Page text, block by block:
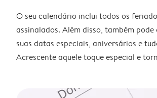
O seu calendário inclui todos os
assinalados. Além disso, também
suas datas especiais, aniversários e
Acrescente aquele toque especial e